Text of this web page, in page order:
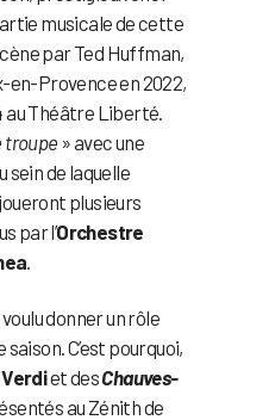
musicale de cette
par Ted Huffman,
en-Provence en 2022,
au Théâtre Liberté.
troupe » avec une
sein de laquelle
plusieurs
par l’Orchestre
donner un rôle
C’est pourquoi,
Verdiet desChauves-
au Zénith de